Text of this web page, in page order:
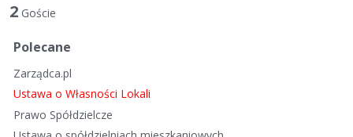
2 Goście
Polecane
Zarządca.pl
Ustawa o Własności Lokali
Prawo Spółdzielcze